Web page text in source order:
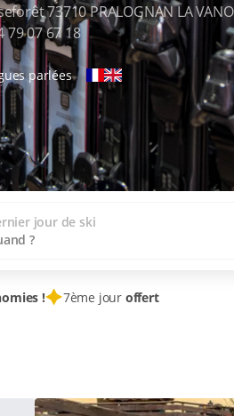
73710 PRALOGNAN LA
79 07 67 18
parlées
jour de ski
! 7ème jour offert